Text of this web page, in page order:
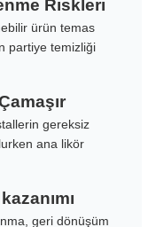
Riskleri
ürün temas
partiye temizliği
gereksiz
ana likör
geri dönüşüm